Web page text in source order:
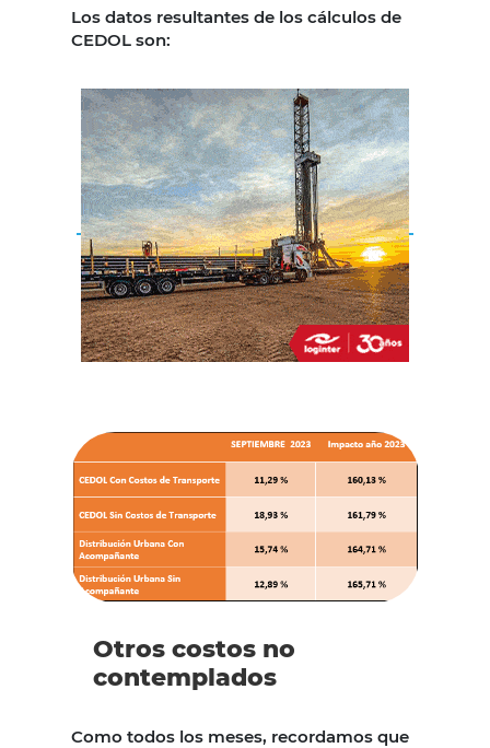
Los datos resultantes de los cálculos de
CEDOL son:
Otros costos no
contemplados
Como todos los meses, recordamos que